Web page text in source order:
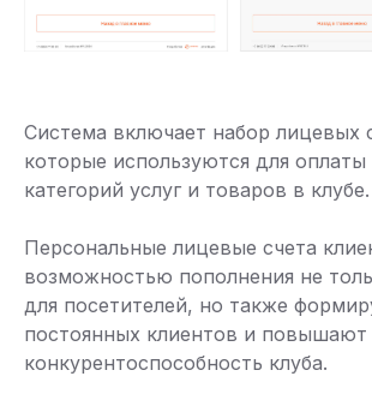
Система включает набор лицевых
которые используются для оплаты
категорий услуг и товаров в клубе.
Персональные лицевые счета
возможностью пополнения не
для посетителей, но также
постоянных клиентов и повышают
конкурентоспособность клуба.